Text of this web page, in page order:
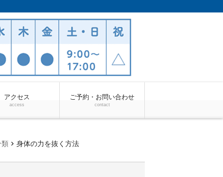
アクセス
access
ご予約・お問い合わせ
contact
類 chevron_right 身体の力を抜く方法